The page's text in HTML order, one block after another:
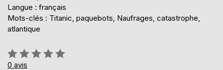
Langue : français
Mots-clés : Titanic, paquebots, Naufrages, catastrophe,
atlantique
Évaluation:
0%
0 avis